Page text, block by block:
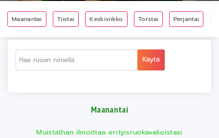
Maanantai Tiistai Keskiviikko Torstai Perjantai
Käytä
Maanantai
Muistathan ilmoittaa erityisruokavalioistasi